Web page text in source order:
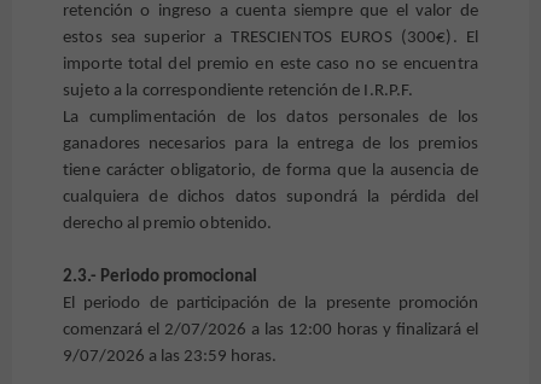
retención o ingreso a cuenta siempre que el valor de
estos sea superior a TRESCIENTOS EUROS (300€). El
importe total del premio en este caso no se encuentra
sujeto a la correspondiente retención de I.R.P.F.
La cumplimentación de los datos personales de los
ganadores necesarios para la entrega de los premios
tiene carácter obligatorio, de forma que la ausencia de
cualquiera de dichos datos supondrá la pérdida del
derecho al premio obtenido.
2.3.- Periodo promocional
El periodo de participación de la presente promoción
comenzará el 2/07/2026 a las 12:00 horas y finalizará el
9/07/2026 a las 23:59 horas.